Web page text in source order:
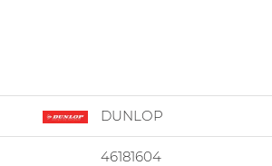
DUNLOP
46181604